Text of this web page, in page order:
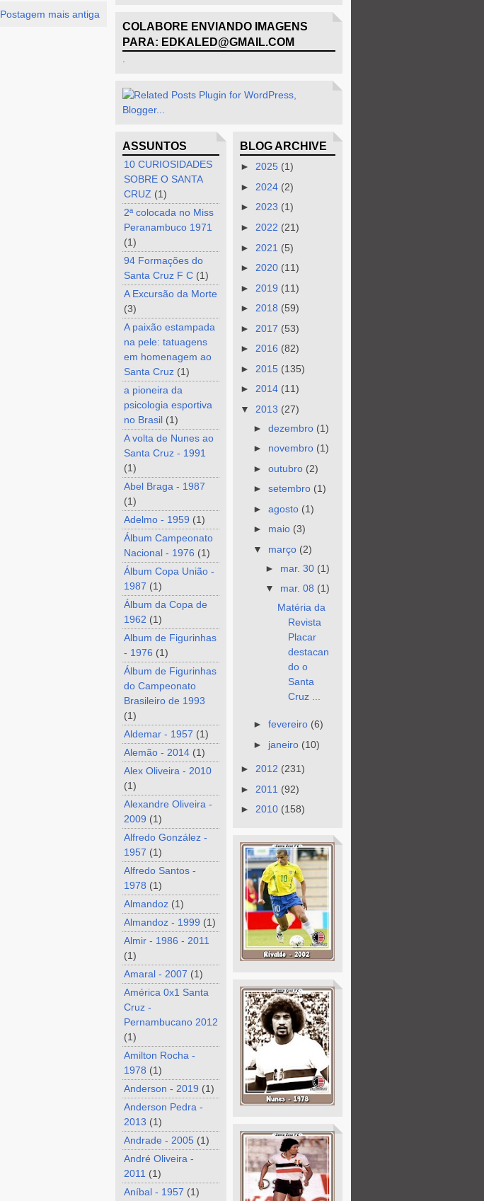
Postagem mais antiga
COLABORE ENVIANDO IMAGENS
PARA: EDKALED@GMAIL.COM
ASSUNTOS
10 CURIOSIDADES
SOBRE O SANTA
CRUZ (1)
2ª colocada no Miss
Peranambuco 1971
(1)
94 Formações do
Santa Cruz F C (1)
A Excursão da Morte
(3)
A paixão estampada
na pele: tatuagens
em homenagem ao
Santa Cruz (1)
a pioneira da
psicologia esportiva
no Brasil (1)
A volta de Nunes ao
Santa Cruz - 1991
(1)
Abel Braga - 1987
(1)
Adelmo - 1959 (1)
Álbum Campeonato
Nacional - 1976 (1)
Álbum Copa União -
1987 (1)
Álbum da Copa de
1962 (1)
Album de Figurinhas
- 1976 (1)
Álbum de Figurinhas
do Campeonato
Brasileiro de 1993
(1)
Aldemar - 1957 (1)
Alemão - 2014 (1)
Alex Oliveira - 2010
(1)
Alexandre Oliveira -
2009 (1)
Alfredo González -
1957 (1)
Alfredo Santos -
1978 (1)
Almandoz (1)
Almandoz - 1999 (1)
Almir - 1986 - 2011
(1)
Amaral - 2007 (1)
América 0x1 Santa
Cruz -
Pernambucano 2012
(1)
Amilton Rocha -
1978 (1)
Anderson - 2019 (1)
Anderson Pedra -
2013 (1)
Andrade - 2005 (1)
André Oliveira -
2011 (1)
Aníbal - 1957 (1)
BLOG ARCHIVE
►2025 (1)
► 2024 (2)
►2023 (1)
► 2022 (21)
► 2021 (5)
► 2020 (11)
► 2019 (11)
►2018 (59)
► 2017 (53)
►2016 (82)
► 2015 (135)
►2014 (11)
▼ 2013 (27)
► dezembro (1)
► novembro (1)
► outubro (2)
► setembro (1)
► agosto (1)
► maio (3)
▼ março (2)
► mar. 30 (1)
▼ mar. 08 (1)
Matéria da
Revista
Placar
destacan
do o
Santa
Cruz ...
► fevereiro (6)
► janeiro (10)
► 2012 (231)
► 2011 (92)
► 2010 (158)